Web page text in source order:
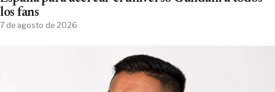
los fans
7 de agosto de 2026